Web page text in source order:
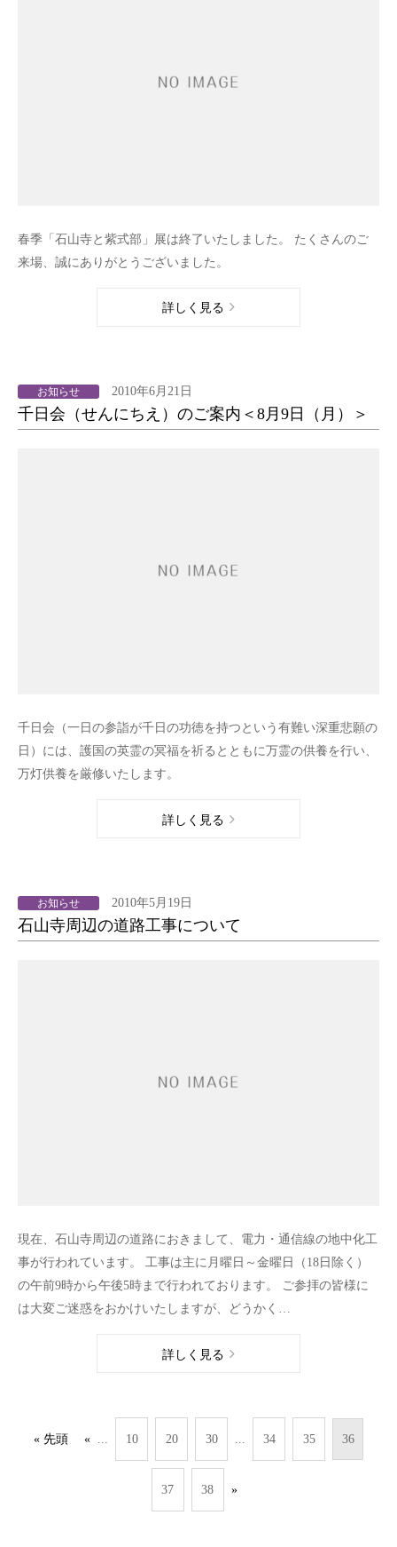
春季「石山寺と紫式部」展は終了いたしました。 たくさんのご
来場、誠にありがとうございました。
詳しく見る
お知らせ 2010年6月21日
千日会（せんにちえ）のご案内＜8月9日（月）＞
千日会（一日の参詣が千日の功徳を持つという有難い深重悲願の
日）には、護国の英霊の冥福を祈るとともに万霊の供養を行い、
万灯供養を厳修いたします。
詳しく見る
お知らせ 2010年5月19日
石山寺周辺の道路工事について
現在、石山寺周辺の道路におきまして、電力・通信線の地中化工
事が行われています。 工事は主に月曜日～金曜日（18日除く）
の午前9時から午後5時まで行われております。 ご参拝の皆様に
は大変ご迷惑をおかけいたしますが、どうかく…
詳しく見る
« 先頭 « 10 20 30 34 35 36
37 38 »